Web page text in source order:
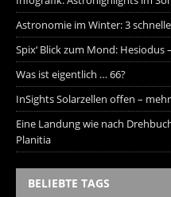
Astronomie im Winter: 3
Spix‘ Blick zum Mond:
Was ist eigentlich … 66?
InSights Solarzellen offen –
Eine Landung wie nach
Planitia
BELIEBTE TAGS